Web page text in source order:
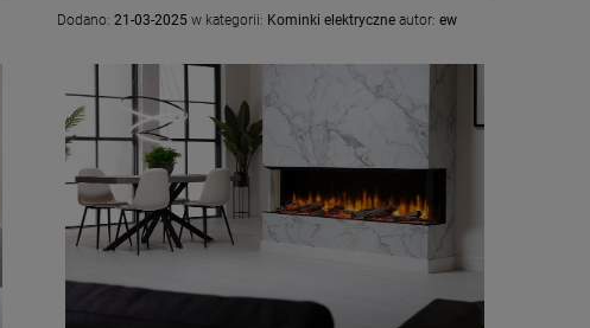
Dodano:21-03-2025 w kategorii: Kominki elektryczne autor:ew